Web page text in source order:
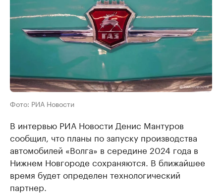
Фото: РИА Новости
В интервью РИА Новости Денис Мантуров
сообщил, что планы по запуску производства
автомобилей «Волга» в середине 2024 года в
Нижнем Новгороде сохраняются. В ближайшее
время будет определен технологический
партнер.